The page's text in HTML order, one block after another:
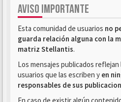
AVISO IMPORTANTE
Esta comunidad de usuarios no
guarda relación alguna con la
matriz Stellantis.
Los mensajes publicados
usuarios que las escriben y en
responsables de sus